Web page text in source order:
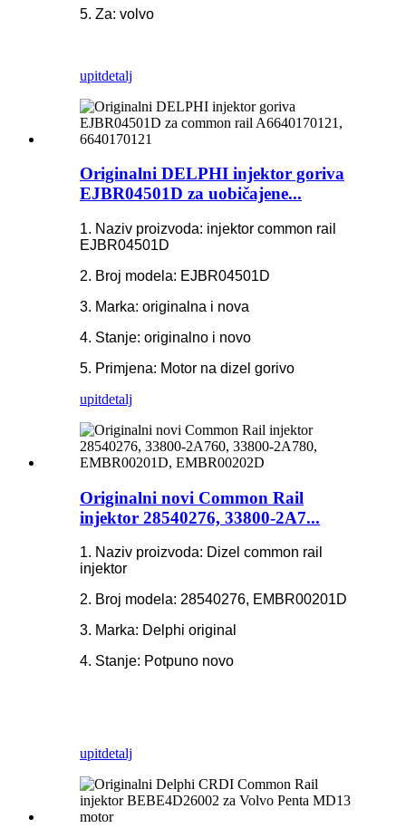
5. Za: volvo
upitdetalj
Originalni DELPHI injektor goriva
EJBR04501D za uobičajene...
1. Naziv proizvoda: injektor common rail
EJBR04501D
2. Broj modela: EJBR04501D
3. Marka: originalna i nova
4. Stanje: originalno i novo
5. Primjena: Motor na dizel gorivo
upitdetalj
Originalni novi Common Rail
injektor 28540276, 33800-2A7...
1. Naziv proizvoda: Dizel common rail
injektor
2. Broj modela: 28540276, EMBR00201D
3. Marka: Delphi original
4. Stanje: Potpuno novo
upitdetalj